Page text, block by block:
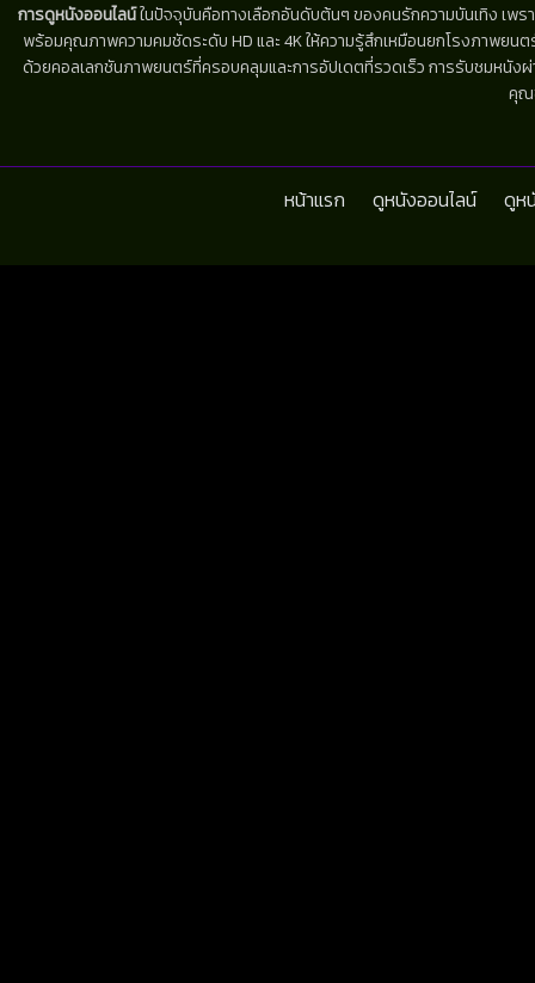
การดูหนังออนไลน์ในปัจจุบันคือทางเลือกอันดับต้นๆ ของคนรักความบันเทิง เพร
พร้อมคุณภาพความคมชัดระดับ HD และ 4K ให้ความรู้สึกเหมือนยกโรงภาพยน
ด้วยคอลเลกชันภาพยนตร์ที่ครอบคลุมและการอัปเดตที่รวดเร็ว การรับชมหนัง
คุณ
หน้าแรก ดูหนังออนไลน์ ดูห